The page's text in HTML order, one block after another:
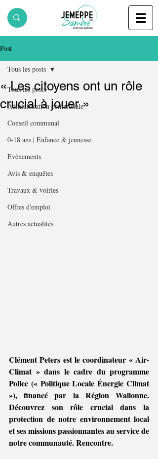
Post
Tous les posts
Administration communale
Conseil communal
0-18 ans | Enfance & jeunesse
Evènements
Avis & enquêtes
Travaux & voiries
Offres d'emploi
Autres actualités
Tous les posts
« Les citoyens ont un rôle
crucial à jouer »
Clément Peters est le coordinateur « Air-
Climat » dans le cadre du programme
Pollec (« Politique Locale Énergie Climat
»), financé par la Région Wallonne.
Découvrez son rôle crucial dans la
protection de notre environnement local
et ses missions passionnantes au service de
notre communauté. Rencontre.